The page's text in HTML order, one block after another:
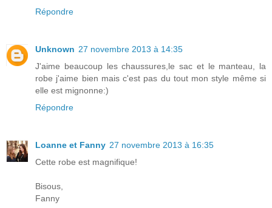
Répondre
Unknown 27 novembre 2013 à 14:35
J'aime beaucoup les chaussures,le sac et le manteau, la
robe j'aime bien mais c'est pas du tout mon style même si
elle est mignonne:)
Répondre
Loanne et Fanny 27 novembre 2013 à 16:35
Cette robe est magnifique!
Bisous,
Fanny